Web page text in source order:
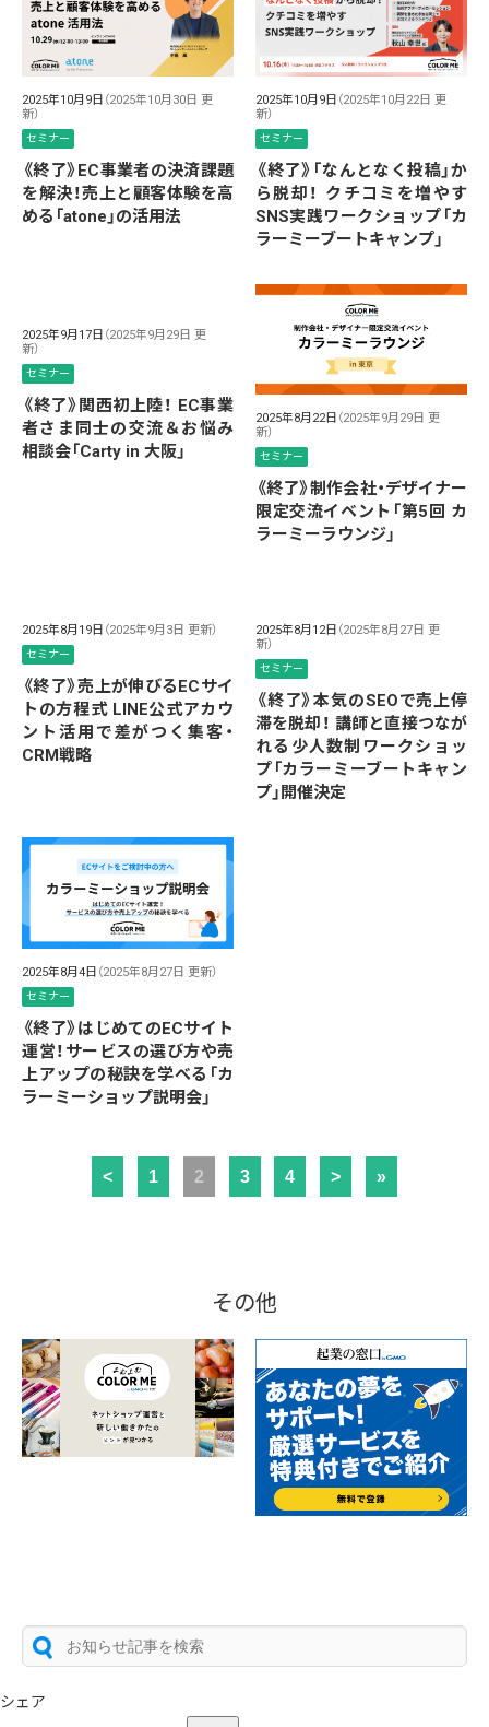
2025年10月9日 （2025年10月30日 更
新）
セミナー
《終了》EC事業者の決済課題
を解決！売上と顧客体験を高
める「atone」の活用法
2025年10月9日 （2025年10月22日 更
新）
セミナー
《終了》「なんとなく投稿」か
ら脱却！ クチコミを増やす
SNS実践ワークショップ「カ
ラーミーブートキャンプ」
2025年9月17日 （2025年9月29日 更
新）
セミナー
《終了》関西初上陸！ EC事業
者さま同士の交流＆お悩み
相談会「Carty in 大阪」
2025年8月22日 （2025年9月29日 更
新）
セミナー
《終了》制作会社・デザイナー
限定交流イベント「第5回 カ
ラーミーラウンジ」
2025年8月19日 （2025年9月3日 更新）
セミナー
《終了》売上が伸びるECサイ
トの方程式 LINE公式アカウ
ント活用で差がつく集客・
CRM戦略
2025年8月12日 （2025年8月27日 更
新）
セミナー
《終了》本気のSEOで売上停
滞を脱却！ 講師と直接つなが
れる少人数制ワークショッ
プ「カラーミーブートキャン
プ」開催決定
2025年8月4日 （2025年8月27日 更新）
セミナー
《終了》はじめてのECサイト
運営！サービスの選び方や売
上アップの秘訣を学べる「カ
ラーミーショップ説明会」
< 1 2 3 4 > »
その他
シェア